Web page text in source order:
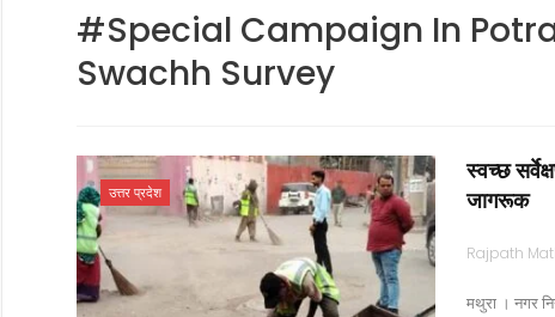
#Special Campaign In
Swachh Survey
उत्तर प्रदेश
स्वच्छ
जागरूक
मथुरा । नगर